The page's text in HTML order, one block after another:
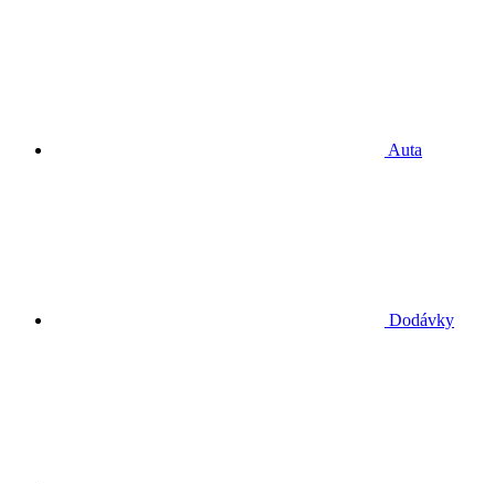
Auta
Dodávky